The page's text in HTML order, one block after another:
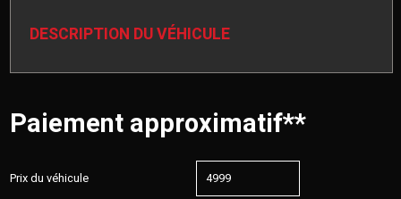
DESCRIPTION DU VÉHICULE
Paiement approximatif**
Prix du véhicule